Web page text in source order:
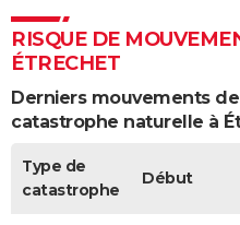
RISQUE DE
ÉTRECHET
Derniers mouvements
catastrophe naturelle à
Type de
catastrophe
Début